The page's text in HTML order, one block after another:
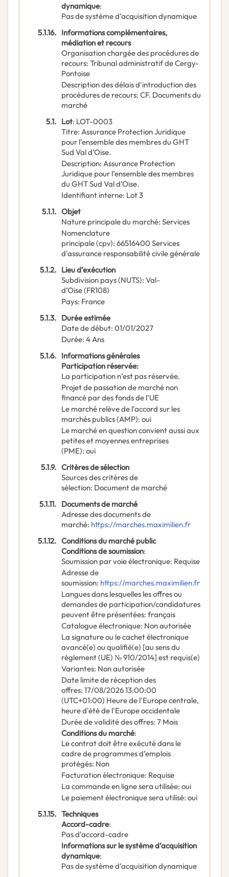
dynamique:
Pas de système d’acquisition dynamique
5.1.16. Informations complémentaires,
médiation et recours
Organisation chargée des procédures de
recours: Tribunal administratif de Cergy-
Pontoise
Description des délais d'introduction des
procédures de recours: CF. Documents du
marché
5.1. Lot: LOT-0003
Titre: Assurance Protection Juridique
pour l’ensemble des membres du GHT
Sud Val d’Oise.
Description: Assurance Protection
Juridique pour l’ensemble des membres
du GHT Sud Val d’Oise.
Identifiant interne: Lot 3
5.1.1. Objet
Nature principale du marché: Services
Nomenclature
principale(cpv): 66516400 Services
d'assurance responsabilité civile générale
5.1.2. Lieu d’exécution
Subdivision pays (NUTS): Val-
d’Oise(FR108)
Pays: France
5.1.3. Durée estimée
Date de début: 01/01/2027
Durée: 4Ans
5.1.6. Informations générales
Participation réservée:
La participation n’est pas réservée.
Projet de passation de marché non
financé par des fonds de l’UE
Le marché relève de l’accord sur les
marchés publics (AMP): oui
Le marché en question convient aussi aux
petites et moyennes entreprises
(PME): oui
5.1.9. Critères de sélection
Sources des critères de
sélection: Document de marché
5.1.11. Documents de marché
Adresse des documents de
marché: https://marches.maximilien.fr
5.1.12. Conditions du marché public
Conditions de soumission:
Soumission par voie électronique: Requise
Adresse de
soumission: https://marches.maximilien.fr
Langues dans lesquelles les offres ou
demandes de participation/candidatures
peuvent être présentées: français
Catalogue électronique: Non autorisée
La signature ou le cachet électronique
avancé(e) ou qualifié(e) [au sens du
règlement (UE) № 910/2014] est requis(e)
Variantes: Non autorisée
Date limite de réception des
offres: 17/08/202613:00:00
(UTC+01:00) Heure de l'Europe centrale,
heure d'été de l'Europe occidentale
Durée de validité des offres: 7 Mois
Conditions du marché:
Le contrat doit être exécuté dans le
cadre de programmes d’emplois
protégés: Non
Facturation électronique: Requise
La commande en ligne sera utilisée: oui
Le paiement électronique sera utilisé: oui
5.1.15. Techniques
Accord-cadre:
Pas d’accord-cadre
Informations sur le système d’acquisition
dynamique:
Pas de système d’acquisition dynamique